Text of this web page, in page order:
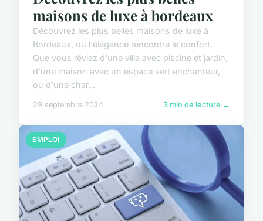
maisons de luxe à bordeaux
Découvrez les plus belles maisons de luxe à
Bordeaux, où l'élégance rencontre le confort.
Que vous rêviez d'une villa avec piscine et jardin,
d'une maison avec un espace vert enchanteur,
ou d'une char...
29 septembre 2024 3 min de lecture →
EMPLOI